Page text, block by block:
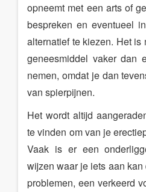
opneemt met een arts of
bespreken en eventueel
alternatief te kiezen. Het
geneesmiddel vaker dan
nemen, omdat je dan
van spierpijnen.
Het wordt altijd
te vinden om van je
Vaak is er een
wijzen waar je iets aan
problemen, een verkeerd